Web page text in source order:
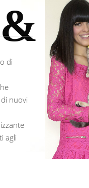
& I
di
nuovi
agli